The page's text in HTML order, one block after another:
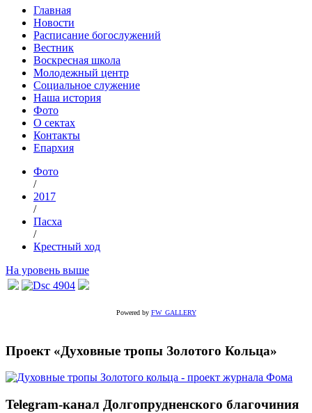
Главная
Новости
Расписание богослужений
Вестник
Воскресная школа
Молодежный центр
Социальное служение
Наша история
Фото
О сектах
Контакты
Епархия
Фото
/
2017
/
Пасха
/
Крестный ход
На уровень выше
Powered by FW_GALLERY
Проект «Духовные тропы Золотого Кольца»
Telegram-канал Долгопрудненского благочиния